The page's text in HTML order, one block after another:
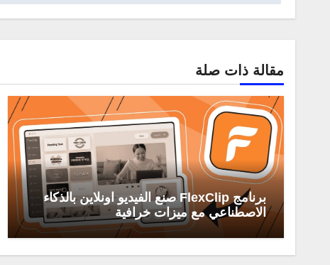
مقالة ذات صلة
برنامج FlexClip صنع الفيديو اونلاين بالذكاء
الاصطناعي مع ميزات خرافية